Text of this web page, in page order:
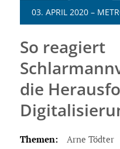
03. APRIL 2020 –
So reagiert
die
Themen: Arne Tödter